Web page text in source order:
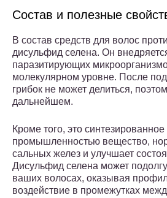
Состав и полезные
В состав средств для волос
дисульфид селена. Он
паразитирующих
молекулярном уровне. После
грибок не может делиться,
дальнейшем.
Кроме того, это
промышленностью вещество,
сальных желез и улучшает
Дисульфид селена может
ваших волосах, оказывая
воздействие в промежутках